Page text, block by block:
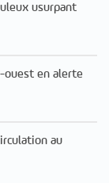
usurpant
ouest en alerte
au